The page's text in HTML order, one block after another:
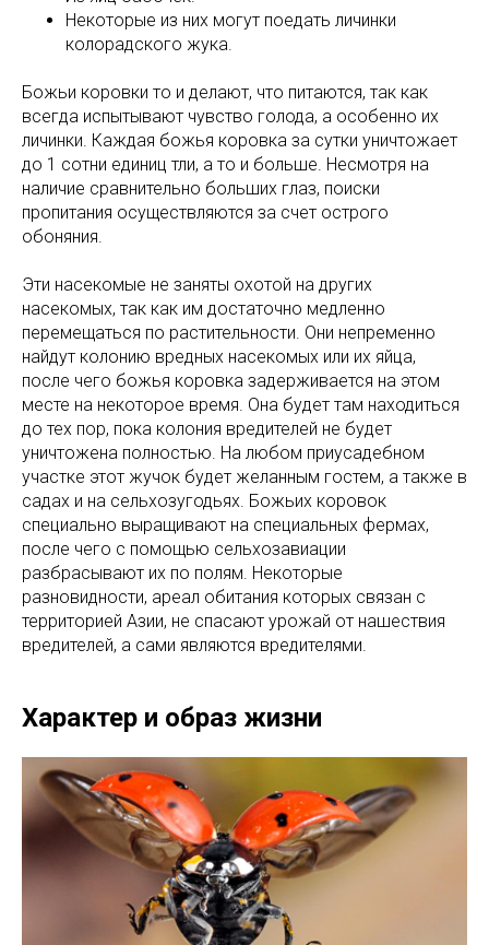
Некоторые из них могут поедать личинки
колорадского жука.
Божьи коровки то и делают, что питаются, так как
всегда испытывают чувство голода, а особенно их
личинки. Каждая божья коровка за сутки уничтожает
до 1 сотни единиц тли, а то и больше. Несмотря на
наличие сравнительно больших глаз, поиски
пропитания осуществляются за счет острого
обоняния.
Эти насекомые не заняты охотой на других
насекомых, так как им достаточно медленно
перемещаться по растительности. Они непременно
найдут колонию вредных насекомых или их яйца,
после чего божья коровка задерживается на этом
месте на некоторое время. Она будет там находиться
до тех пор, пока колония вредителей не будет
уничтожена полностью. На любом приусадебном
участке этот жучок будет желанным гостем, а также в
садах и на сельхозугодьях. Божьих коровок
специально выращивают на специальных фермах,
после чего с помощью сельхозавиации
разбрасывают их по полям. Некоторые
разновидности, ареал обитания которых связан с
территорией Азии, не спасают урожай от нашествия
вредителей, а сами являются вредителями.
Характер и образ жизни